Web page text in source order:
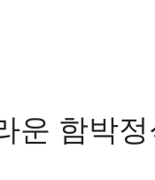
운 함박정